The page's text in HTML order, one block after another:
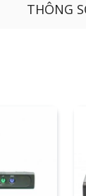
THÔNG